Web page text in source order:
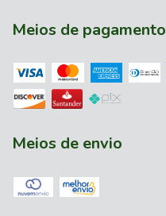
Meios de pagamento
Meios de envio